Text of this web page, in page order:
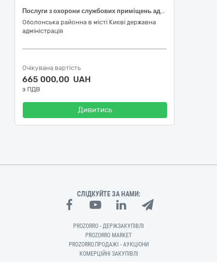
Послуги з охорони службових приміщень адміністративної будівлі Оболонської районної в місті Києві державної адміністрації, ДК 021:2015 - 75240000-0 «Послуги із забезпечення громадської безпеки, охорони правопорядку та громадського порядку»
Оболонська районна в місті Києві державна
адміністрація
Очікувана вартість
665 000,00 UAH
з ПДВ
Дивитись
СЛІДКУЙТЕ ЗА НАМИ:
PROZORRO - ДЕРЖЗАКУПІВЛІ
PROZORRO MARKET
PROZORRO.ПРОДАЖІ - АУКЦІОНИ
КОМЕРЦІЙНІ ЗАКУПІВЛІ